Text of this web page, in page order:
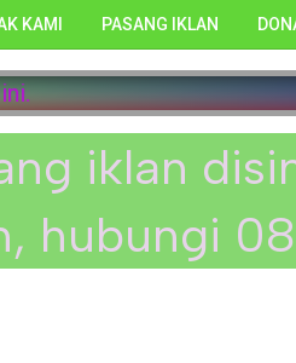
KAMI PASANG IKLAN
menikmati situs yang
iklan
hubungi